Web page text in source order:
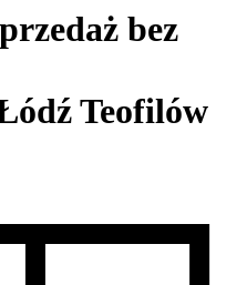
bez
Teofilów